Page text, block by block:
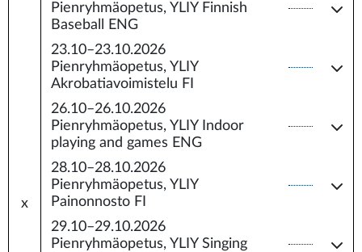
x
Pienryhmäopetus, YLIY Finnish
Baseball ENG
23.10–23.10.2026
Pienryhmäopetus, YLIY
Akrobatiavoimistelu FI
26.10–26.10.2026
Pienryhmäopetus, YLIY Indoor
playing and games ENG
28.10–28.10.2026
Pienryhmäopetus, YLIY
Painonnosto FI
29.10–29.10.2026
Pienryhmäopetus, YLIY Singing